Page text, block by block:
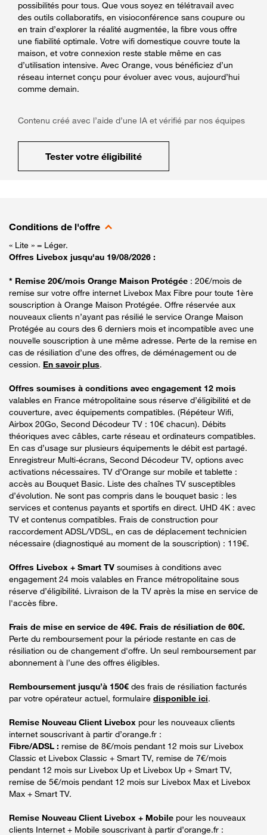
possibilités pour tous. Que vous soyez en télétravail avec
des outils collaboratifs, en visioconférence sans coupure ou
en train d’explorer la réalité augmentée, la fibre vous offre
une fiabilité optimale. Votre wifi domestique couvre toute la
maison, et votre connexion reste stable même en cas
d’utilisation intensive. Avec Orange, vous bénéficiez d’un
réseau internet conçu pour évoluer avec vous, aujourd’hui
comme demain.
Contenu créé avec l’aide d’une IA et vérifié par nos équipes
Tester votre éligibilité
Conditions de l'offre
« Lite » = Léger.
Offres Livebox jusqu'au 19/08/2026 :
* Remise 20€/mois Orange Maison Protégée : 20€/mois de
remise sur votre offre internet Livebox Max Fibre pour toute 1ère
souscription à Orange Maison Protégée. Offre réservée aux
nouveaux clients n’ayant pas résilié le service Orange Maison
Protégée au cours des 6 derniers mois et incompatible avec une
nouvelle souscription à une même adresse. Perte de la remise en
cas de résiliation d’une des offres, de déménagement ou de
cession. En savoir plus.
Offres soumises à conditions avec engagement 12 mois
valables en France métropolitaine sous réserve d’éligibilité et de
couverture, avec équipements compatibles. (Répéteur Wifi,
Airbox 20Go, Second Décodeur TV : 10€ chacun). Débits
théoriques avec câbles, carte réseau et ordinateurs compatibles.
En cas d’usage sur plusieurs équipements le débit est partagé.
Enregistreur Multi-écrans, Second Décodeur TV, options avec
activations nécessaires. TV d’Orange sur mobile et tablette :
accès au Bouquet Basic. Liste des chaînes TV susceptibles
d’évolution. Ne sont pas compris dans le bouquet basic : les
services et contenus payants et sportifs en direct. UHD 4K : avec
TV et contenus compatibles. Frais de construction pour
raccordement ADSL/VDSL, en cas de déplacement technicien
nécessaire (diagnostiqué au moment de la souscription) : 119€.
Offres Livebox + Smart TV soumises à conditions avec
engagement 24 mois valables en France métropolitaine sous
réserve d’éligibilité. Livraison de la TV après la mise en service de
l'accès fibre.
Frais de mise en service de 49€. Frais de résiliation de 60€.
Perte du remboursement pour la période restante en cas de
résiliation ou de changement d'offre. Un seul remboursement par
abonnement à l’une des offres éligibles.
Remboursement jusqu’à 150€ des frais de résiliation facturés
par votre opérateur actuel, formulaire disponible ici.
Remise Nouveau Client Livebox pour les nouveaux clients
internet souscrivant à partir d’orange.fr :
Fibre/ADSL : remise de 8€/mois pendant 12 mois sur Livebox
Classic et Livebox Classic + Smart TV, remise de 7€/mois
pendant 12 mois sur Livebox Up et Livebox Up + Smart TV,
remise de 5€/mois pendant 12 mois sur Livebox Max et Livebox
Max + Smart TV.
Remise Nouveau Client Livebox + Mobile pour les nouveaux
clients Internet + Mobile souscrivant à partir d’orange.fr :